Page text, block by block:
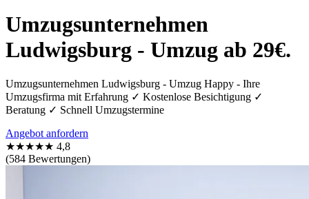
Umzugsunternehmen
Ludwigsburg - Umzug ab 29€.
Umzugsunternehmen Ludwigsburg - Umzug Happy - Ihre
Umzugsfirma mit Erfahrung ✓ Kostenlose Besichtigung ✓
Beratung ✓ Schnell Umzugstermine
Angebot anfordern
★★★★★ 4,8
(584 Bewertungen)